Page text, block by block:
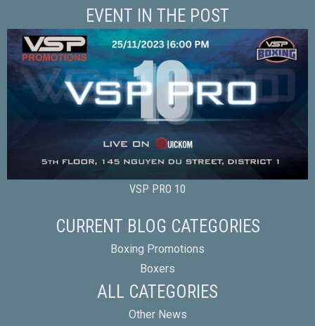
EVENT IN THE POST
VSP PRO 10
CURRENT BLOG CATEGORIES
Boxing Promotions
Boxers
ALL CATEGORIES
Other News